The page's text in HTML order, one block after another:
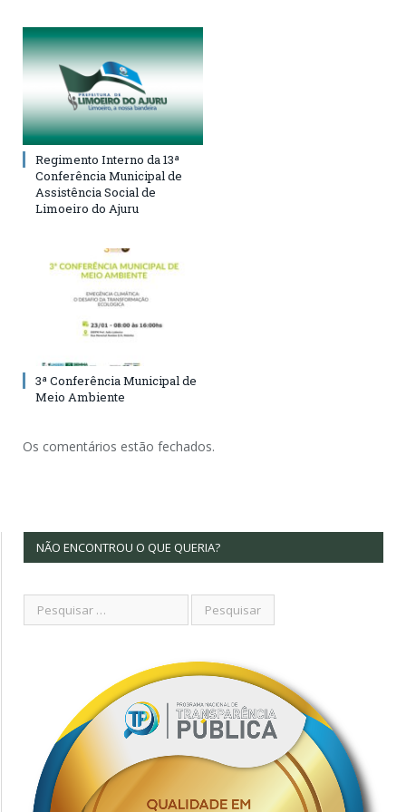
Regimento Interno da 13ª
Conferência Municipal de
Assistência Social de
Limoeiro do Ajuru
3ª Conferência Municipal de
Meio Ambiente
Os comentários estão fechados.
NÃO ENCONTROU O QUE QUERIA?